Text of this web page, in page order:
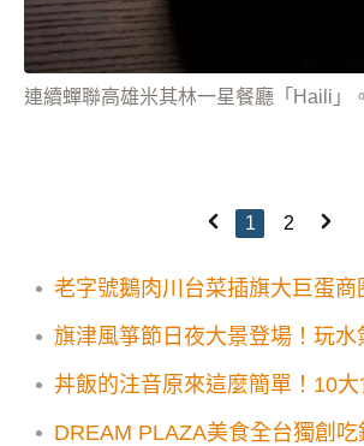
連續蟬聯高雄米其林一星餐廳「Haili」。
1 2
老字號鵝肉川台菜插旗大巨蛋商
旗津風箏節日夜大景登場！玩水
丼飯的注音原來這麼簡單！10大
DREAM PLAZA美食全台獨創吃